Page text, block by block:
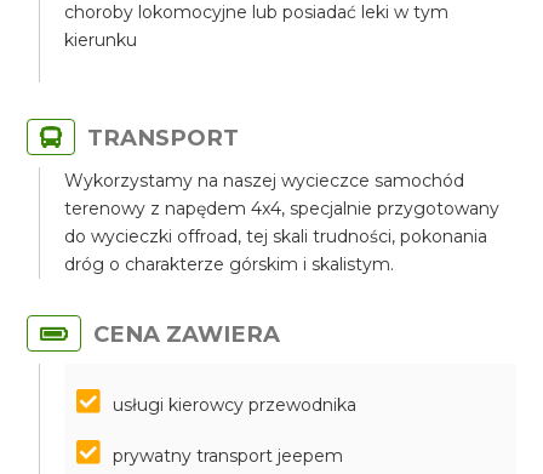
choroby lokomocyjne lub posiadać leki w tym
kierunku
TRANSPORT
Wykorzystamy na naszej wycieczce samochód
terenowy z napędem 4x4, specjalnie przygotowany
do wycieczki offroad, tej skali trudności, pokonania
dróg o charakterze górskim i skalistym.
CENA ZAWIERA
usługi kierowcy przewodnika
prywatny transport jeepem